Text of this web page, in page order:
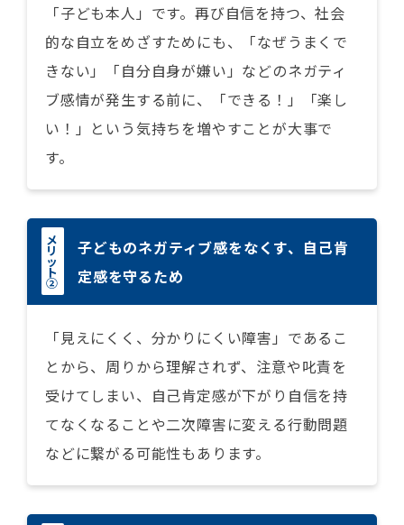
「子ども本人」です。再び自信を持つ、社会
的な自立をめざすためにも、「なぜうまくで
きない」「自分自身が嫌い」などのネガティ
ブ感情が発生する前に、「できる！」「楽し
い！」という気持ちを増やすことが大事で
す。
メ
リ
ッ
ト
②
子どものネガティブ感をなくす、自己肯
定感を守るため
「見えにくく、分かりにくい障害」であるこ
とから、周りから理解されず、注意や叱責を
受けてしまい、自己肯定感が下がり自信を持
てなくなることや二次障害に変える行動問題
などに繋がる可能性もあります。